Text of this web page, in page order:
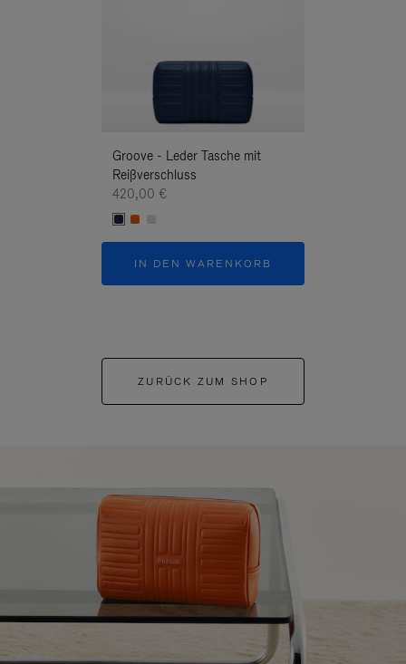
Groove - Leder Tasche mit
Reißverschluss
420,00 €
IN DEN WARENKORB
ZURÜCK ZUM SHOP